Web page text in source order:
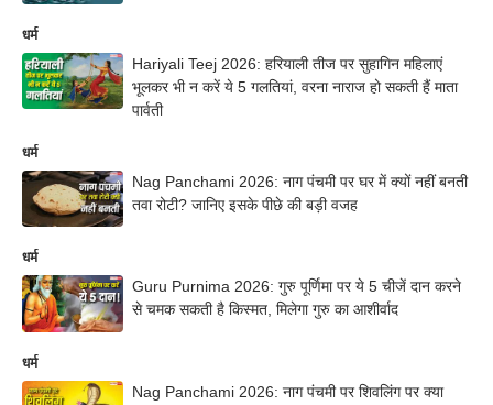
धर्म
Hariyali Teej 2026: हरियाली तीज पर सुहागिन महिलाएं
भूलकर भी न करें ये 5 गलतियां, वरना नाराज हो सकती हैं माता
पार्वती
धर्म
Nag Panchami 2026: नाग पंचमी पर घर में क्यों नहीं बनती
तवा रोटी? जानिए इसके पीछे की बड़ी वजह
धर्म
Guru Purnima 2026: गुरु पूर्णिमा पर ये 5 चीजें दान करने
से चमक सकती है किस्मत, मिलेगा गुरु का आशीर्वाद
धर्म
Nag Panchami 2026: नाग पंचमी पर शिवलिंग पर क्या